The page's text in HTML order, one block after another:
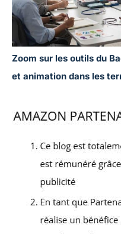
Zoom sur les outils du
et animation dans les